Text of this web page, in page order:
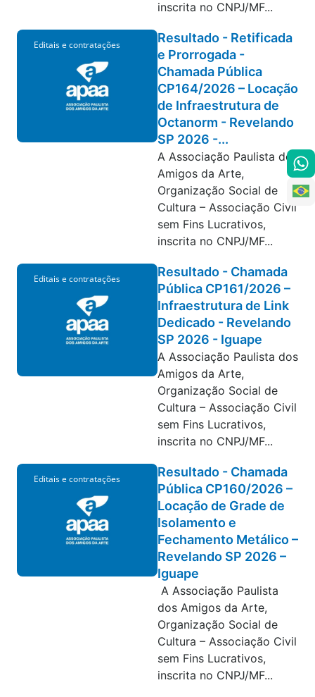
inscrita no CNPJ/MF...
Editais e contratações
Resultado - Retificada
e Prorrogada -
Chamada Pública
CP164/2026 – Locação
de Infraestrutura de
Octanorm - Revelando
SP 2026 -...
A Associação Paulista dos
Amigos da Arte,
Organização Social de
Cultura – Associação Civil
sem Fins Lucrativos,
inscrita no CNPJ/MF...
Editais e contratações
Resultado - Chamada
Pública CP161/2026 –
Infraestrutura de Link
Dedicado - Revelando
SP 2026 - Iguape
A Associação Paulista dos
Amigos da Arte,
Organização Social de
Cultura – Associação Civil
sem Fins Lucrativos,
inscrita no CNPJ/MF...
Editais e contratações
Resultado - Chamada
Pública CP160/2026 –
Locação de Grade de
Isolamento e
Fechamento Metálico –
Revelando SP 2026 –
Iguape
A Associação Paulista
dos Amigos da Arte,
Organização Social de
Cultura – Associação Civil
sem Fins Lucrativos,
inscrita no CNPJ/MF...